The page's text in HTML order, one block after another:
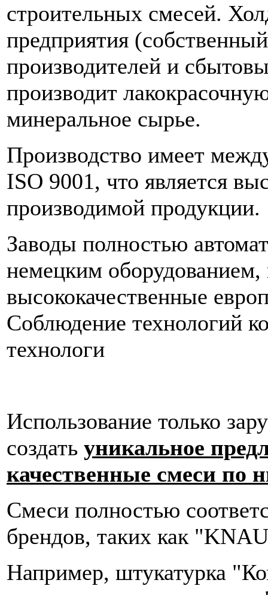
строительных смесей.
предприятия
производителей и
производит
минеральное сырье.
Производство имеет
ISO 9001, что является
производимой продукции.
Заводы полностью
немецким оборудованием,
высококачественные
Соблюдение технологий
технологи
Использование только
создать уникальное
качественные смеси по
Смеси полностью
брендов, таких как
Например, штукатурка